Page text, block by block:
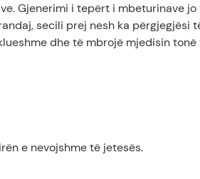
Gjenerimi i tepërt i mbeturinave
secili prej nesh ka përgjegjësi
dhe të mbrojë mjedisin
e nevojshme të jetesës.